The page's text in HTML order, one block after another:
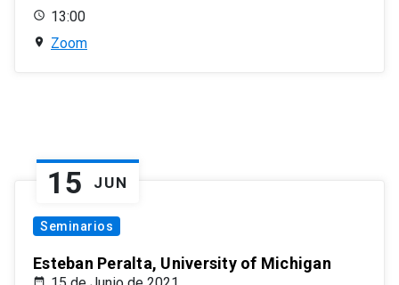
13:00
Zoom
15 JUN
Seminarios
Esteban Peralta, University of Michigan